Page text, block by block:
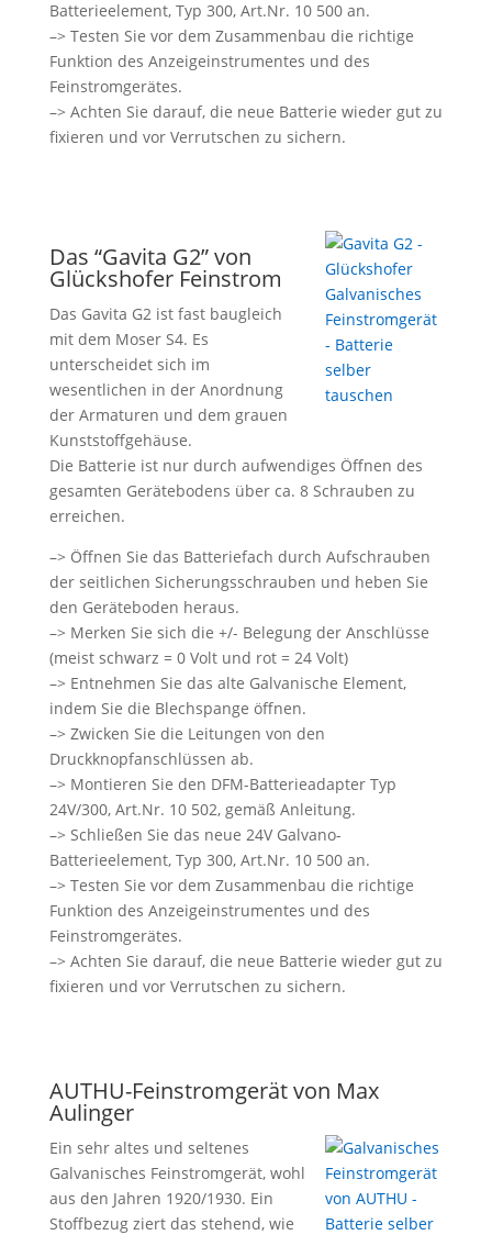
Batterieelement, Typ 300, Art.Nr. 10 500 an.
–> Testen Sie vor dem Zusammenbau die richtige
Funktion des Anzeigeinstrumentes und des
Feinstromgerätes.
–> Achten Sie darauf, die neue Batterie wieder gut zu
fixieren und vor Verrutschen zu sichern.
Das “Gavita G2” von
Glückshofer Feinstrom
Das Gavita G2 ist fast baugleich
mit dem Moser S4. Es
unterscheidet sich im
wesentlichen in der Anordnung
der Armaturen und dem grauen
Kunststoffgehäuse.
Die Batterie ist nur durch aufwendiges Öffnen des
gesamten Gerätebodens über ca. 8 Schrauben zu
erreichen.
–> Öffnen Sie das Batteriefach durch Aufschrauben
der seitlichen Sicherungsschrauben und heben Sie
den Geräteboden heraus.
–> Merken Sie sich die +/- Belegung der Anschlüsse
(meist schwarz = 0 Volt und rot = 24 Volt)
–> Entnehmen Sie das alte Galvanische Element,
indem Sie die Blechspange öffnen.
–> Zwicken Sie die Leitungen von den
Druckknopfanschlüssen ab.
–> Montieren Sie den DFM-Batterieadapter Typ
24V/300, Art.Nr. 10 502, gemäß Anleitung.
–> Schließen Sie das neue 24V Galvano-
Batterieelement, Typ 300, Art.Nr. 10 500 an.
–> Testen Sie vor dem Zusammenbau die richtige
Funktion des Anzeigeinstrumentes und des
Feinstromgerätes.
–> Achten Sie darauf, die neue Batterie wieder gut zu
fixieren und vor Verrutschen zu sichern.
AUTHU-Feinstromgerät von Max
Aulinger
Ein sehr altes und seltenes
Galvanisches Feinstromgerät, wohl
aus den Jahren 1920/1930. Ein
Stoffbezug ziert das stehend, wie